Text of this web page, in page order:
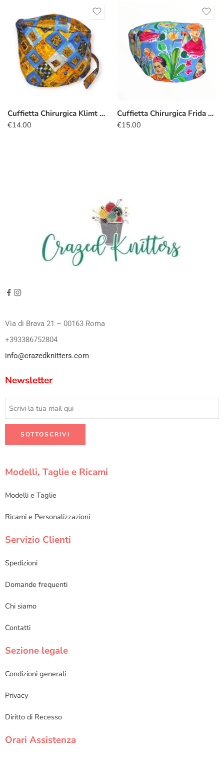
Cuffietta Chirurgica Klimt diamanti oro cobalto
€14.00
Cuffietta Chirurgica Frida Khalo azzurro
€15.00
Via di Brava 21 – 00163 Roma
+393386752804
info@crazedknitters.com
Newsletter
Modelli, Taglie e Ricami
Modelli e Taglie
Ricami e Personalizzazioni
Servizio Clienti
Spedizioni
Domande frequenti
Chi siamo
Contatti
Sezione legale
Condizioni generali
Privacy
Diritto di Recesso
Orari Assistenza